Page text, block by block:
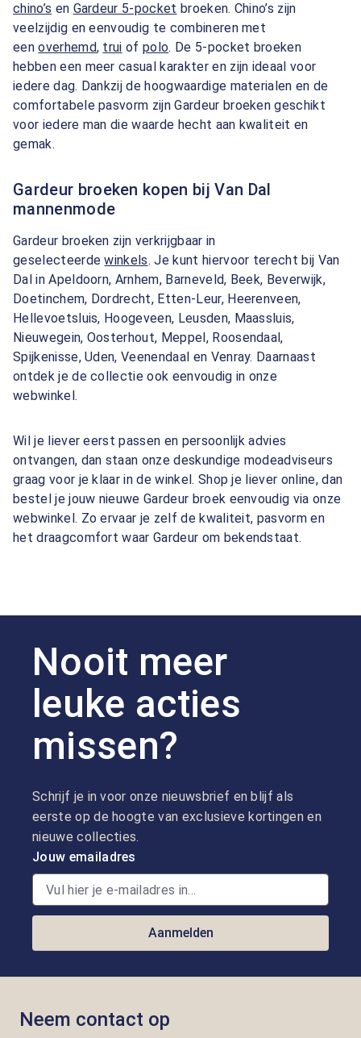
chino’s en Gardeur 5-pocket broeken. Chino’s zijn
veelzijdig en eenvoudig te combineren met
eenoverhemd, trui ofpolo. De 5-pocket broeken
hebben een meer casual karakter en zijn ideaal voor
iedere dag. Dankzij de hoogwaardige materialen en de
comfortabele pasvorm zijn Gardeur broeken geschikt
voor iedere man die waarde hecht aan kwaliteit en
gemak.
Gardeur broeken kopen bij Van Dal
mannenmode
Gardeur broeken zijn verkrijgbaar in
geselecteerdewinkels. Je kunt hiervoor terecht bij Van
Dal in Apeldoorn, Arnhem, Barneveld, Beek, Beverwijk,
Doetinchem, Dordrecht, Etten-Leur, Heerenveen,
Hellevoetsluis, Hoogeveen, Leusden, Maassluis,
Nieuwegein, Oosterhout, Meppel, Roosendaal,
Spijkenisse, Uden, Veenendaal en Venray. Daarnaast
ontdek je de collectie ook eenvoudig in onze
webwinkel.
Wil je liever eerst passen en persoonlijk advies
ontvangen, dan staan onze deskundige modeadviseurs
graag voor je klaar in de winkel. Shop je liever online, dan
bestel je jouw nieuwe Gardeur broek eenvoudig via onze
webwinkel. Zo ervaar je zelf de kwaliteit, pasvorm en
het draagcomfort waar Gardeur om bekendstaat.
Nooit meer
leuke acties
missen?
Schrijf je in voor onze nieuwsbrief en blijf als
eerste op de hoogte van exclusieve kortingen en
nieuwe collecties.
Jouw emailadres
Aanmelden
Neem contact op